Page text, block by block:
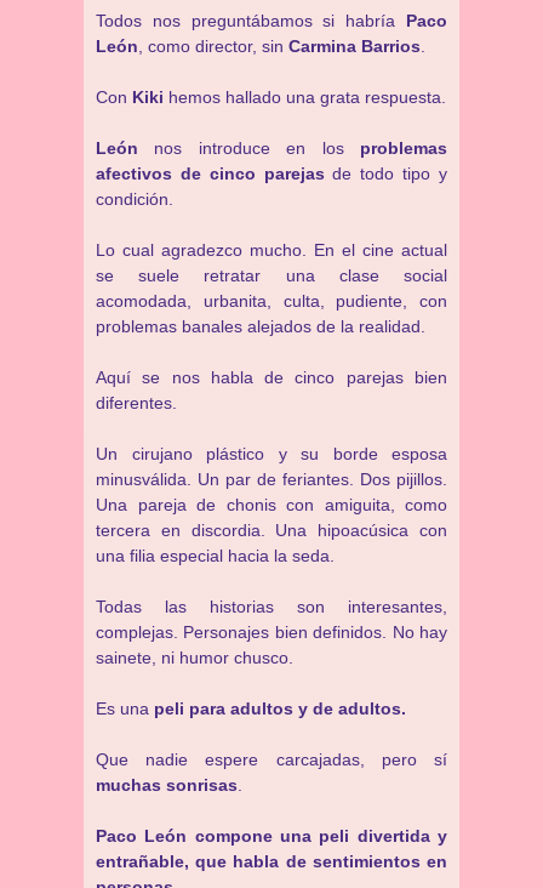
Todos nos preguntábamos si habría Paco
León , como director, sin Carmina Barrios
Con Kiki hemos hallado una grata respuesta.
León nos introduce en los problemas
afectivos de cinco parejas de todo tipo y
condición.
Lo cual agradezco mucho. En el cine actual
se suele retratar una clase social
acomodada, urbanita, culta, pudiente, con
problemas banales alejados de la realidad.
Aquí se nos habla de cinco parejas bien
diferentes.
Un cirujano plástico y su borde esposa
minusválida. Un par de feriantes. Dos pijillos.
Una pareja de chonis con amiguita, como
tercera en discordia. Una hipoacúsica con
una filia especial hacia la seda.
Todas las historias son interesantes,
complejas. Personajes bien definidos. No hay
sainete, ni humor chusco.
Es una peli para adultos y de adultos.
Que nadie espere carcajadas, pero sí
muchas sonrisas
Paco León compone una peli divertida y
entrañable, que habla de sentimientos en